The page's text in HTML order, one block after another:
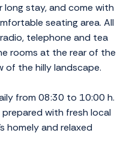
stay, and come with
seating area. All
telephone and tea
rooms at the rear of the
of the hilly landscape.
from 08:30 to 10:00 h.
with fresh local
homely and relaxed